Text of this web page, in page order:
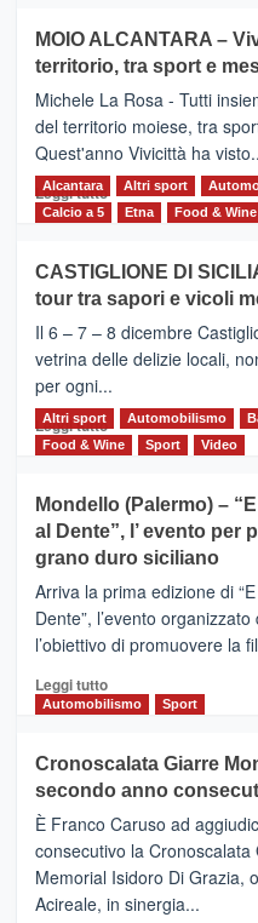
Torna
la
Supermaratona
dell’Etna
MOIO ALCANTARA –
territorio, tra sport e
Michele La Rosa - Tutti
del territorio moiese, tra
Quest'anno Vivicittà ha
Leggi tutto Leggi
MOIO
ALCANTARA
–
Vivicittà,
alla
scoperta
del
territorio,
e
messaggi
di
Alcantara Altri sport
Calcio a 5
Etna Food & Wine
CASTIGLIONE DI
tour tra sapori e vicoli
Il 6 – 7 – 8 dicembre
vetrina delle delizie locali,
per ogni...
Leggi tuttoLeggi
di
CASTIGLIONE
DI
SICILIA
(Ct)
–
Il
Borgo
Gusto,
il
tra
sapori
vicoli
medievali
Altri sport Automobilismo
Food & Wine
Sport Video
Mondello (Palermo) –
al Dente”, l’ evento per
grano duro siciliano
Arriva la prima edizione di
Dente”, l’evento
l’obiettivo di promuovere la
Leggi tuttoLeggi
di
Mondello
(Palermo)
–
“E
adesso
Pasta
–
Automobilismo Sport
Cronoscalata Giarre
secondo anno
È Franco Caruso ad
consecutivo la
Memorial Isidoro Di Grazia,
Acireale, in sinergia...